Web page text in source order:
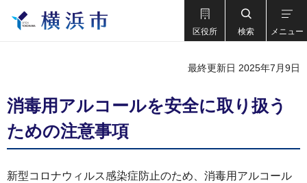
区役所 検索 メニュー
最終更新日 2025年7月9日
消毒用アルコールを安全に取り扱う
ための注意事項
新型コロナウィルス感染症防止のため、消毒用アルコール